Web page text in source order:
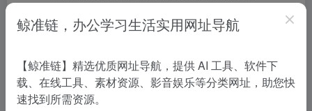
Workspace Studio，配置安全和共享设置。
用户访问：符合条件的用户访问Workspace Studio官网
创建智能体：在界面中输入自然语言描述任务，点击“创
建”，Gemini 模型将生成定制化智能体。
配置和测试
鲸准链，办公学习生活实用网址导航
【鲸准链】精选优质网址导航，提供 AI 工具、软件下
载、在线工具、素材资源、影音娱乐等分类网址，助您快
速找到所需资源。